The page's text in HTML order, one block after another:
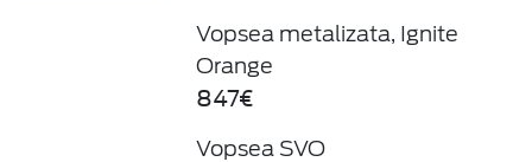
Vopsea metalizata, Ignite
Orange
847€
Vopsea SVO